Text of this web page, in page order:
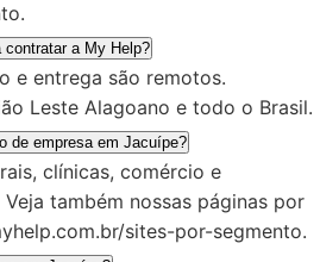
a My Help?
e entrega são remotos.
Leste Alagoano e todo o Brasil.
de empresa em Jacuípe?
clínicas, comércio e
também nossas páginas por
sites-por-segmento.